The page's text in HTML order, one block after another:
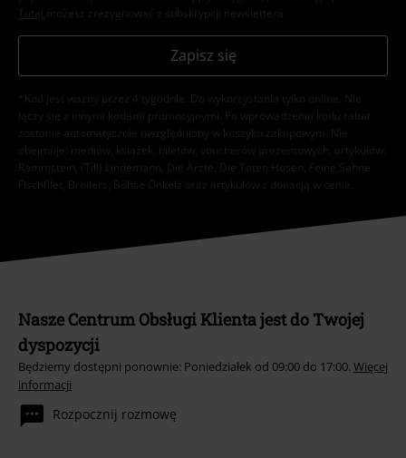
Tutaj możesz zrezygnować z subskrypcji newslettera.
Zapisz się
*Kod jest ważny przez 4 tygodnie. Do wykorzystania tylko online. NIe
łączy się z innymi kodami promocyjnymi. Po wprowadzeniu kodu rabat
zostanie automatycznie uwzględniony w koszyku zakupowym. Nie
obejmuje: mediów, książek, biletów, voucherów prezentowych, artykułów:
Rammstein, (Till) Lindemann, Die Ärzte, Die Toten Hosen, Feine Sahne
Fischfilet, Broilers, Böhse Onkelz oraz artykułów z donacją w cenie.
Nasze Centrum Obsługi Klienta jest do Twojej
dyspozycji
Będziemy dostępni ponownie: Poniedziałek od 09:00 do 17:00. Więcej
informacji
Rozpocznij rozmowę